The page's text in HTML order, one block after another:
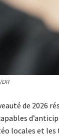
de 2026
locales et